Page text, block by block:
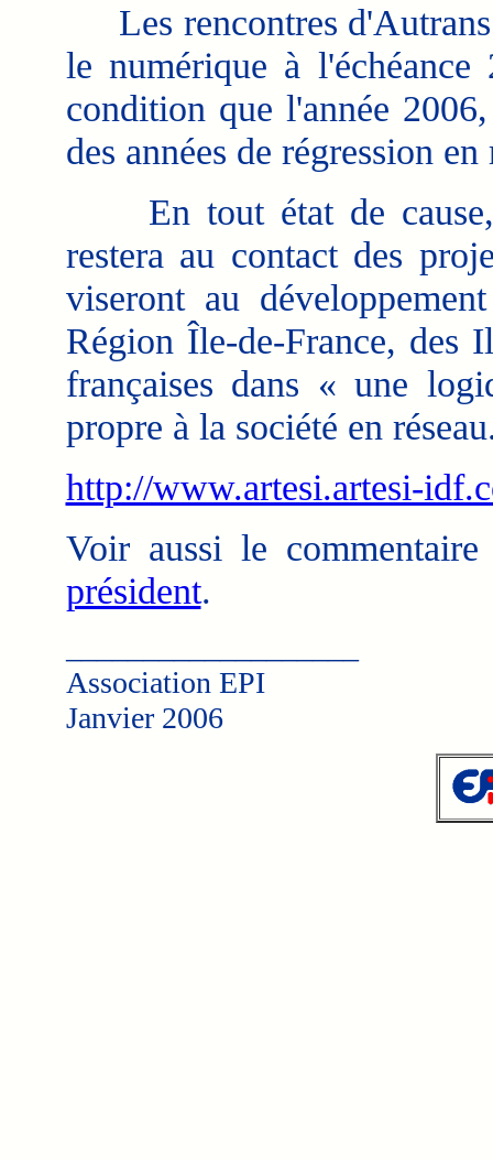
Les rencontres d'Autrans
le numérique à
condition que l'année
des années de régression
En tout état de cause,
restera au contact des
viseront au
Région Île-de-France, des
françaises dans « une
propre à la société en
http://www.artesi.artesi-
Voir aussi le
président.
Association EPI
Janvier 2006